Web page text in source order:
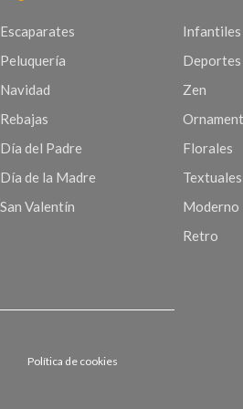
Escaparates
Peluquería
Navidad
Rebajas
Día del Padre
Día de la Madre
San Valentín
Infantiles
Deportes
Zen
Florales
Textuales
Moderno
Retro
Política de cookies